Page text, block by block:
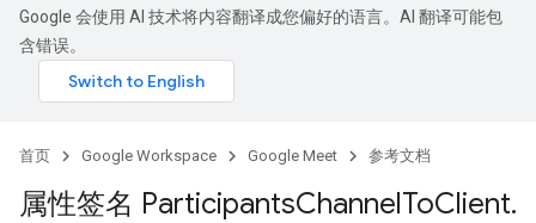
Google 会使用 AI 技术将内容翻译成您偏好的语言。AI 翻译可能包
含错误。
首页 Google Workspace Google Meet 参考文档
属性签名 ParticipantsChannelToClient.